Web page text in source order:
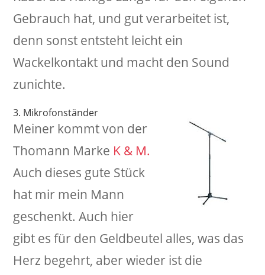
Gebrauch hat, und gut verarbeitet ist,
denn sonst entsteht leicht ein
Wackelkontakt und macht den Sound
zunichte.
3. Mikrofonständer
Meiner kommt von der
Thomann Marke K & M.
Auch dieses gute Stück
hat mir mein Mann
geschenkt. Auch hier
gibt es für den Geldbeutel alles, was das
Herz begehrt, aber wieder ist die